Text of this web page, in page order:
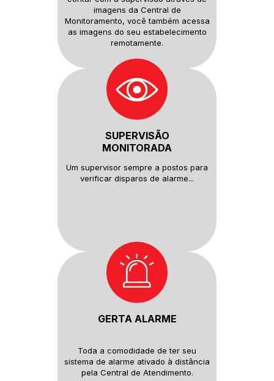
imagens da Central de
Monitoramento, você também acessa
as imagens do seu estabelecimento
remotamente.
SUPERVISÃO
MONITORADA
Um supervisor sempre a postos para
verificar disparos de alarme...
GERTA ALARME
Toda a comodidade de ter seu
sistema de alarme ativado à distância
pela Central de Atendimento.